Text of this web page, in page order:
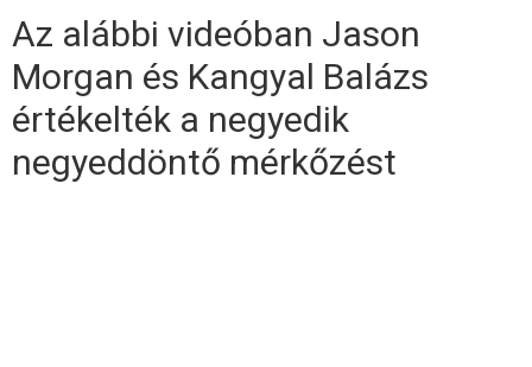
Az alábbi videóban Jason
Morgan és Kangyal Balázs
értékelték a negyedik
negyeddöntő mérkőzést